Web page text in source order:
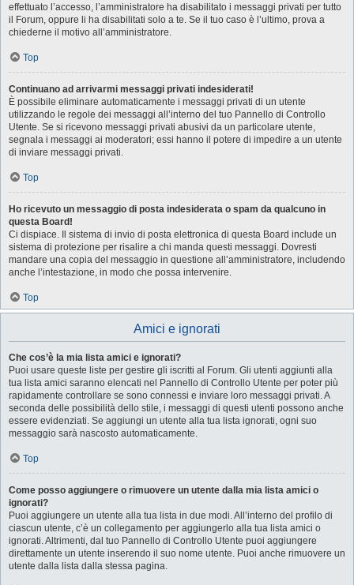
effettuato l’accesso, l’amministratore ha disabilitato i messaggi privati per tutto
il Forum, oppure li ha disabilitati solo a te. Se il tuo caso è l’ultimo, prova a
chiederne il motivo all’amministratore.
Top
Continuano ad arrivarmi messaggi privati indesiderati!
È possibile eliminare automaticamente i messaggi privati ​​di un utente
utilizzando le regole dei messaggi all’interno del tuo Pannello di Controllo
Utente. Se si ricevono messaggi privati ​​abusivi da un particolare utente,
segnala i messaggi ai moderatori; essi hanno il potere di impedire a un utente
di inviare messaggi privati​​.
Top
Ho ricevuto un messaggio di posta indesiderata o spam da qualcuno in
questa Board!
Ci dispiace. Il sistema di invio di posta elettronica di questa Board include un
sistema di protezione per risalire a chi manda questi messaggi. Dovresti
mandare una copia del messaggio in questione all’amministratore, includendo
anche l’intestazione, in modo che possa intervenire.
Top
Amici e ignorati
Che cos’è la mia lista amici e ignorati?
Puoi usare queste liste per gestire gli iscritti al Forum. Gli utenti aggiunti alla
tua lista amici saranno elencati nel Pannello di Controllo Utente per poter più
rapidamente controllare se sono connessi e inviare loro messaggi privati. A
seconda delle possibilità dello stile, i messaggi di questi utenti possono anche
essere evidenziati. Se aggiungi un utente alla tua lista ignorati, ogni suo
messaggio sarà nascosto automaticamente.
Top
Come posso aggiungere o rimuovere un utente dalla mia lista amici o
ignorati?
Puoi aggiungere un utente alla tua lista in due modi. All’interno del profilo di
ciascun utente, c’è un collegamento per aggiungerlo alla tua lista amici o
ignorati. Altrimenti, dal tuo Pannello di Controllo Utente puoi aggiungere
direttamente un utente inserendo il suo nome utente. Puoi anche rimuovere un
utente dalla lista dalla stessa pagina.